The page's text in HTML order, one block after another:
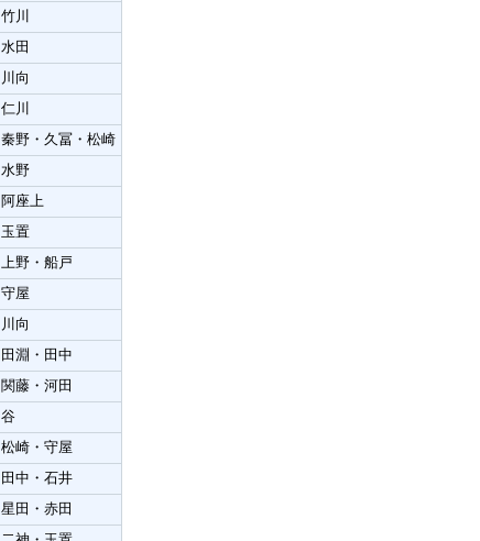
竹川
水田
川向
仁川
秦野・久冨・松崎
水野
阿座上
玉置
上野・船戸
守屋
川向
田淵・田中
関藤・河田
谷
松崎・守屋
田中・石井
星田・赤田